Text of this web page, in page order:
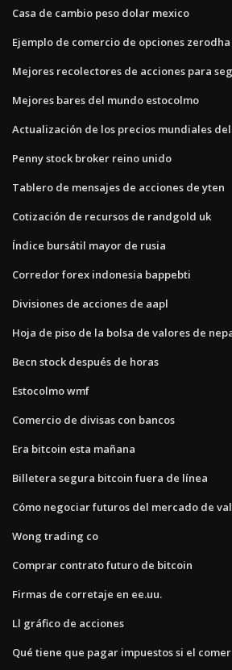
Casa de cambio peso dolar mexico
Ejemplo de comercio de opciones zerodha
Mejores recolectores de acciones para
Mejores bares del mundo estocolmo
Actualización de los precios mundiales
Penny stock broker reino unido
Tablero de mensajes de acciones de yten
Cotización de recursos de randgold uk
Índice bursátil mayor de rusia
Corredor forex indonesia bappebti
Divisiones de acciones de aapl
Hoja de piso de la bolsa de valores de
Becn stock después de horas
Estocolmo wmf
Comercio de divisas con bancos
Era bitcoin esta mañana
Billetera segura bitcoin fuera de línea
Cómo negociar futuros del mercado de
Wong trading co
Comprar contrato futuro de bitcoin
Firmas de corretaje en ee.uu.
Ll gráfico de acciones
Qué tiene que pagar impuestos si el